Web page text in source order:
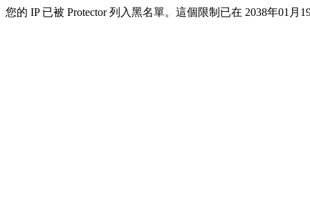
您的 IP 已被 Protector 列入黑名單。這個限制已在 2038年01月